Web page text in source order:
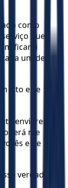
como
que
ficarei
um de
isto e se
enviarei
me
e de
verdadeiro